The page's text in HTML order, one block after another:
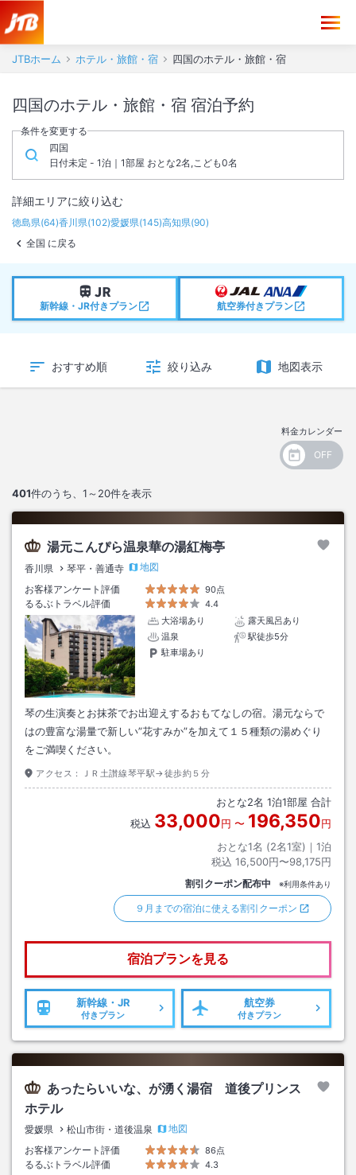
JTBホーム ホテル・旅館・宿 四国のホテル・旅館・宿
四国のホテル・旅館・宿 宿泊予約
条件を変更する
四国
日付未定 - 1泊｜1部屋 おとな2名,こども0名
詳細エリアに絞り込む
徳島県(64)香川県(102)愛媛県(145)高知県(90)
全国 に戻る
新幹線・JR付きプラン 航空券付きプラン
おすすめ順 絞り込み 地図表示
料金カレンダー
401件のうち、 1～20件を表示
湯元こんぴら温泉華の湯紅梅亭
香川県 琴平・善通寺
地図
お客様アンケート評価
90点
るるぶトラベル評価
4.4
大浴場あり
露天風呂あり
温泉
駅徒歩5分
駐車場あり
琴の生演奏とお抹茶でお出迎えするおもてなしの宿。湯元ならで
はの豊富な湯量で新しい”花すみか”を加えて１５種類の湯めぐり
をご満喫ください。
アクセス： ＪＲ土讃線琴平駅→徒歩約５分
おとな2名 1泊1部屋 合計
税込 33,000円 〜 196,350円
おとな1名 (2名1室)｜ 1泊
税込 16,500円〜98,175円
割引クーポン配布中 ※利用条件あり
９月までの宿泊に使える割引クーポン
宿泊プランを見る
新幹線・JR
付きプラン
航空券
付きプラン
あったらいいな、が湧く湯宿 道後プリンス
ホテル
愛媛県 松山市街・道後温泉
地図
お客様アンケート評価
86点
るるぶトラベル評価
4.3